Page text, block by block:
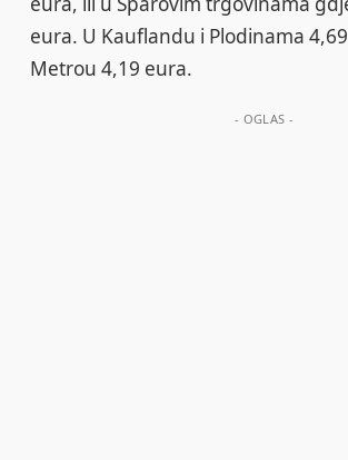
eura. U Kauflandu i Plodinama
Metrou 4,19 eura.
- OGLAS -